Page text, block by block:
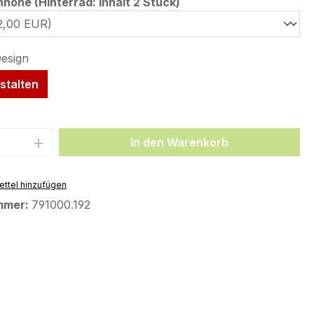
Anzahl: Gib den gewünschten Wert
In den Warenkorb
hinzufügen
791000.192